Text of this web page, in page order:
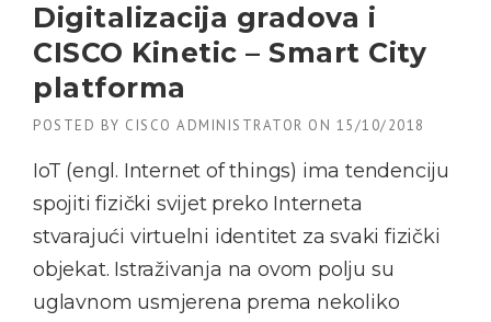
Digitalizacija gradova i
CISCO Kinetic – Smart City
platforma
POSTED BY CISCO ADMINISTRATOR ON 15/10/2018
IoT (engl. Internet of things) ima tendenciju
spojiti fizički svijet preko Interneta
stvarajući virtuelni identitet za svaki fizički
objekat. Istraživanja na ovom polju su
uglavnom usmjerena prema nekoliko